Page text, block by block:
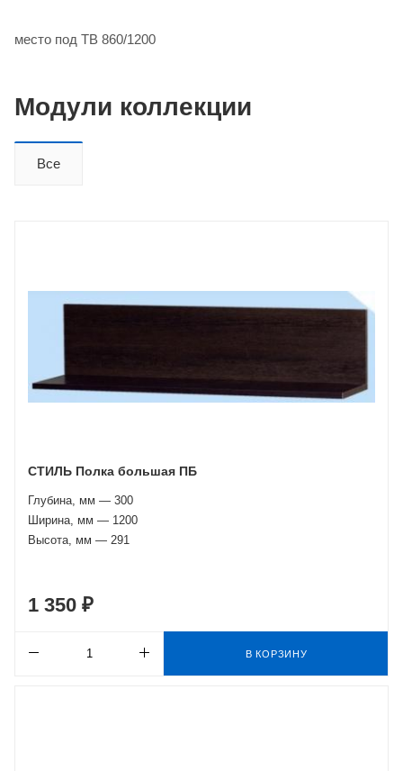
место под ТВ 860/1200
Модули коллекции
Все
СТИЛЬ Полка большая ПБ
Глубина, мм — 300
Ширина, мм — 1200
Высота, мм — 291
1 350 ₽
В КОРЗИНУ